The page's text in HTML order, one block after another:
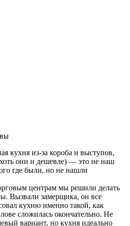
кухня из-за короба и выступов,
они и дешевле) — это не наш
где были, но не нашли
центрам мы решили делать
Вызвали замерщика, он все
кухню именно такой, как
сложилась окончательно. Не
вариант, но кухня идеально